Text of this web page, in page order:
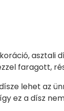
asztali
faragott,
lehet az
ez a dísz